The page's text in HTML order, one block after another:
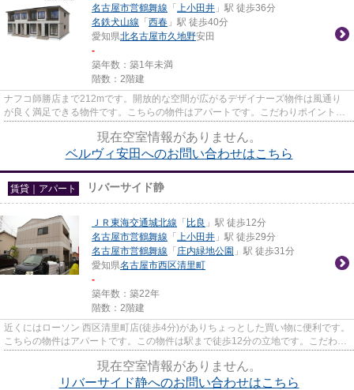
名古屋市営鶴舞線 「 上小田井 」駅 徒歩36分
名鉄犬山線 「 西春 」駅 徒歩40分
愛知県北名古屋市久地野安田
-
築年数：築1年未満
階数：2階建
ナフコ師勝店まで212mです。開放的な空間が広がるデザイナーズ物件は風通り
が良く満足できる物件です。こちらの物件はアパートです。こだわりポイント満
現在空室情報がありません。
ベルヴィ安田へのお問い合わせはこちら
賃貸｜アパート リバーサイド静
ＪＲ東海交通城北線 「 比良 」駅 徒歩12分
名古屋市営鶴舞線 「 上小田井 」駅 徒歩29分
名古屋市営鶴舞線 「 庄内緑地公園 」駅 徒歩31分
愛知県名古屋市西区清里町
-
築年数：築22年
階数：2階建
近くにはローソン 西区清里町店(徒歩4分)がありちょっとした買い物に便利です。
こちらの物件はアパートです。この物件は駅まで徒歩12分の立地です。こだわり
現在空室情報がありません。
リバーサイド静へのお問い合わせはこちら